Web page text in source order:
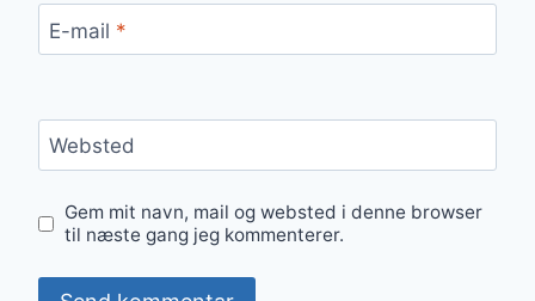
E-mail *
Websted
Gem mit navn, mail og websted i denne browser
til næste gang jeg kommenterer.